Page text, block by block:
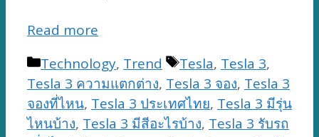
Read more
Categories
Technology, Trend Tags
Tesla, Tesla 3,
Tesla 3 ความแตกต่าง, Tesla 3 จอง, Tesla 3
จองที่ไหน, Tesla 3 ประเทศไทย, Tesla 3 มีรุ่น
ไหนบ้าง, Tesla 3 มีสีอะไรบ้าง, Tesla 3 รับรถ